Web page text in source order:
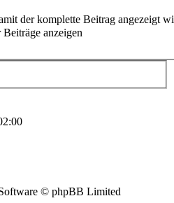
der komplette Beitrag angezeigt
Beiträge anzeigen
© phpBB Limited